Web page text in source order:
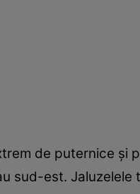
de puternice şi
sud-est. Jaluzelele